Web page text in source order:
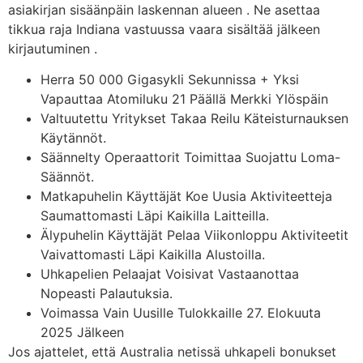
asiakirjan sisäänpäin laskennan alueen . Ne asettaa
tikkua raja Indiana vastuussa vaara sisältää jälkeen
kirjautuminen .
Herra 50 000 Gigasykli Sekunnissa + Yksi
Vapauttaa Atomiluku 21 Päällä Merkki Ylöspäin
Valtuutettu Yritykset Takaa Reilu Käteisturnauksen
Käytännöt.
Säännelty Operaattorit Toimittaa Suojattu Loma-
Säännöt.
Matkapuhelin Käyttäjät Koe Uusia Aktiviteetteja
Saumattomasti Läpi Kaikilla Laitteilla.
Älypuhelin Käyttäjät Pelaa Viikonloppu Aktiviteetit
Vaivattomasti Läpi Kaikilla Alustoilla.
Uhkapelien Pelaajat Voisivat Vastaanottaa
Nopeasti Palautuksia.
Voimassa Vain Uusille Tulokkaille 27. Elokuuta
2025 Jälkeen
Jos ajattelet, että Australia netissä uhkapeli bonukset